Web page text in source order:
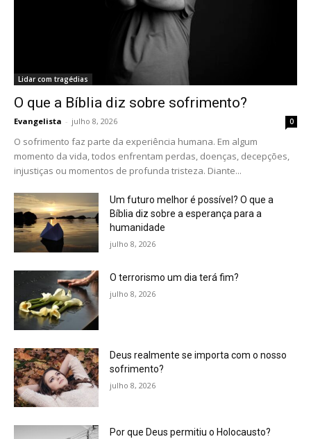
Lidar com tragédias
O que a Bíblia diz sobre sofrimento?
Evangelista - julho 8, 2026 0
O sofrimento faz parte da experiência humana. Em algum
momento da vida, todos enfrentam perdas, doenças, decepções,
injustiças ou momentos de profunda tristeza. Diante...
Um futuro melhor é possível? O que a
Bíblia diz sobre a esperança para a
humanidade
julho 8, 2026
O terrorismo um dia terá fim?
julho 8, 2026
Deus realmente se importa com o nosso
sofrimento?
julho 8, 2026
Por que Deus permitiu o Holocausto?